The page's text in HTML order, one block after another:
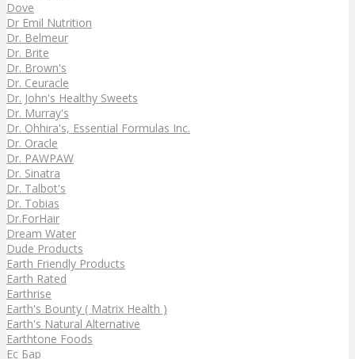
Dove
Dr Emil Nutrition
Dr. Belmeur
Dr. Brite
Dr. Brown's
Dr. Ceuracle
Dr. John's Healthy Sweets
Dr. Murray's
Dr. Ohhira's, Essential Formulas Inc.
Dr. Oracle
Dr. PAWPAW
Dr. Sinatra
Dr. Talbot's
Dr. Tobias
Dr.ForHair
Dream Water
Dude Products
Earth Friendly Products
Earth Rated
Earthrise
Earth's Bounty ( Matrix Health )
Earth's Natural Alternative
Earthtone Foods
Ec Бар